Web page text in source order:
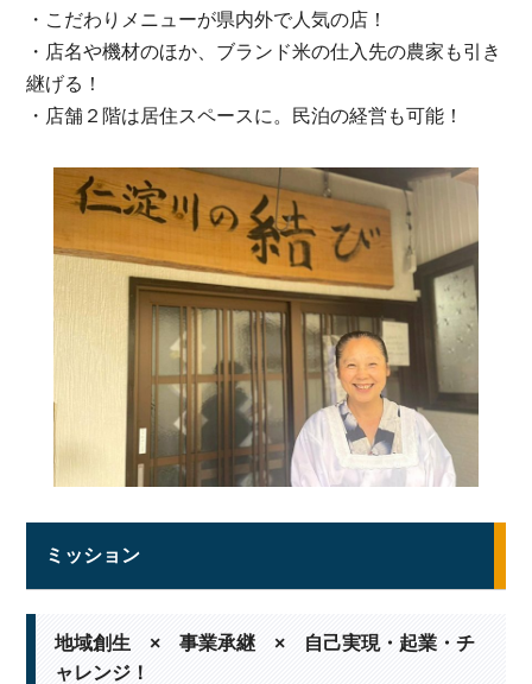
・こだわりメニューが県内外で人気の店！
・店名や機材のほか、ブランド米の仕入先の農家も引き
継げる！
・店舗２階は居住スペースに。民泊の経営も可能！
ミッション
地域創生 × 事業承継 × 自己実現・起業・チ
ャレンジ！